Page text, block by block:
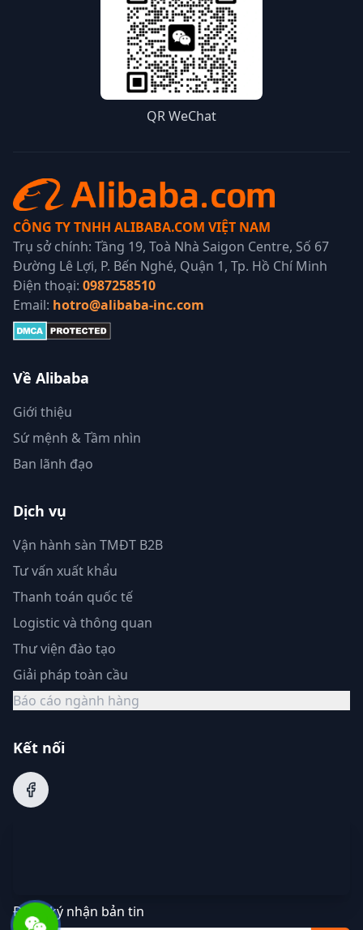
QR WeChat
CÔNG TY TNHH ALIBABA.COM VIỆT NAM
Trụ sở chính: Tầng 19, Toà Nhà Saigon Centre, Số 67
Đường Lê Lợi, P. Bến Nghé, Quận 1, Tp. Hồ Chí Minh
Điện thoại: 0987258510
Email: hotro@alibaba-inc.com
Về Alibaba
Giới thiệu
Sứ mệnh & Tầm nhìn
Ban lãnh đạo
Dịch vụ
Vận hành sàn TMĐT B2B
Tư vấn xuất khẩu
Thanh toán quốc tế
Logistic và thông quan
Thư viện đào tạo
Giải pháp toàn cầu
Báo cáo ngành hàng
Kết nối
Đăng ký nhận bản tin